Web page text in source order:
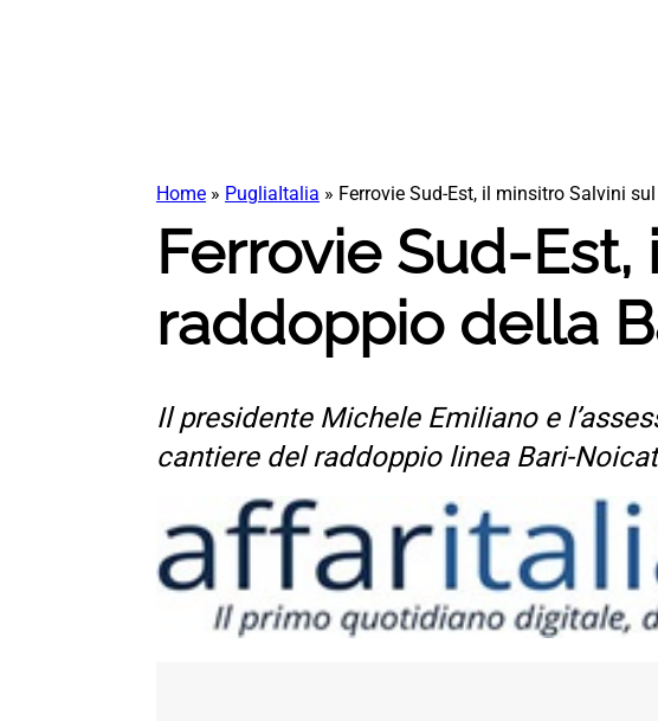
Home » PugliaItalia » Ferrovie Sud-Est, il minsitro Salvini
Ferrovie Sud-
raddoppio della
Il presidente Michele Emiliano e
cantiere del raddoppio linea Bari-